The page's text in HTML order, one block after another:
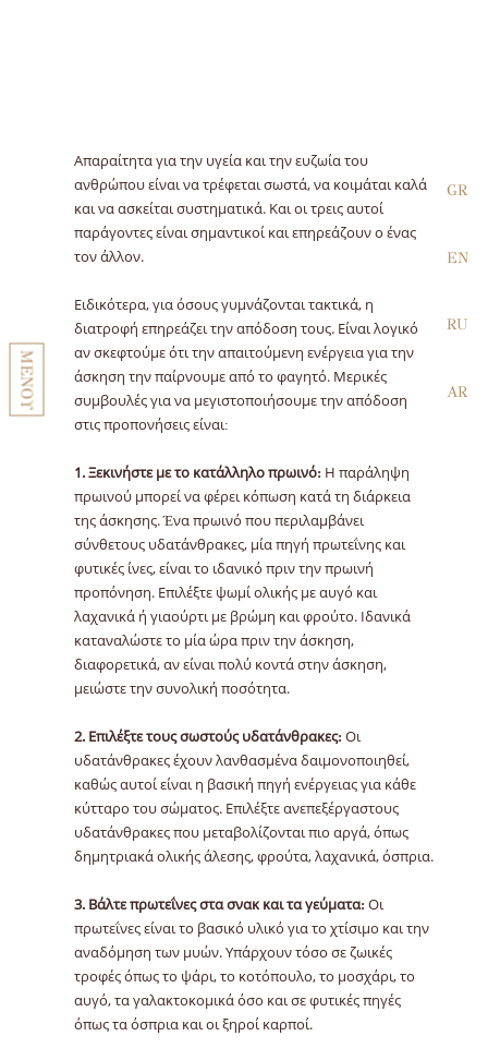
ΜΕΝΟΥ
GR
EN
RU
AR
Απαραίτητα για την υγεία και την ευζωία του
ανθρώπου είναι να τρέφεται σωστά, να κοιμάται καλά
και να ασκείται συστηματικά. Και οι τρεις αυτοί
παράγοντες είναι σημαντικοί και επηρεάζουν ο ένας
τον άλλον.
Ειδικότερα, για όσους γυμνάζονται τακτικά, η
διατροφή επηρεάζει την απόδοση τους. Είναι λογικό
αν σκεφτούμε ότι την απαιτούμενη ενέργεια για την
άσκηση την παίρνουμε από το φαγητό. Μερικές
συμβουλές για να μεγιστοποιήσουμε την απόδοση
στις προπονήσεις είναι:
1. Ξεκινήστε με το κατάλληλο πρωινό: Η παράληψη
πρωινού μπορεί να φέρει κόπωση κατά τη διάρκεια
της άσκησης. Ένα πρωινό που περιλαμβάνει
σύνθετους υδατάνθρακες, μία πηγή πρωτεΐνης και
φυτικές ίνες, είναι το ιδανικό πριν την πρωινή
προπόνηση. Επιλέξτε ψωμί ολικής με αυγό και
λαχανικά ή γιαούρτι με βρώμη και φρούτο. Ιδανικά
καταναλώστε το μία ώρα πριν την άσκηση,
διαφορετικά, αν είναι πολύ κοντά στην άσκηση,
μειώστε την συνολική ποσότητα.
2. Επιλέξτε τους σωστούς υδατάνθρακες: Οι
υδατάνθρακες έχουν λανθασμένα δαιμονοποιηθεί,
καθώς αυτοί είναι η βασική πηγή ενέργειας για κάθε
κύτταρο του σώματος. Επιλέξτε ανεπεξέργαστους
υδατάνθρακες που μεταβολίζονται πιο αργά, όπως
δημητριακά ολικής άλεσης, φρούτα, λαχανικά, όσπρια.
3. Βάλτε πρωτεΐνες στα σνακ και τα γεύματα: Οι
πρωτεΐνες είναι το βασικό υλικό για το χτίσιμο και την
αναδόμηση των μυών. Υπάρχουν τόσο σε ζωικές
τροφές όπως το ψάρι, το κοτόπουλο, το μοσχάρι, το
αυγό, τα γαλακτοκομικά όσο και σε φυτικές πηγές
όπως τα όσπρια και οι ξηροί καρποί.